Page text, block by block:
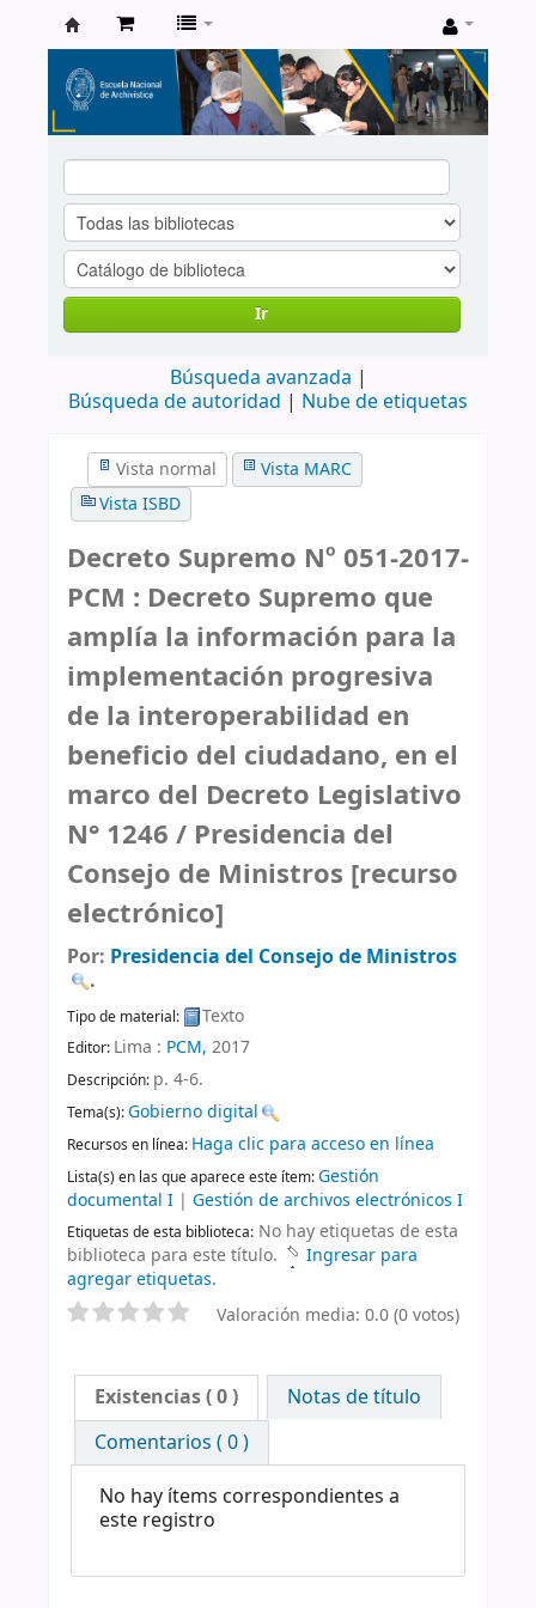
Catálogo
de
Biblioteca
ENA
Ir
Búsqueda avanzada
Búsqueda de autoridad
Nube de etiquetas
Vista normal
Vista MARC
Vista ISBD
Decreto Supremo Nº 051-2017-
PCM : Decreto Supremo que
amplía la información para la
implementación progresiva
de la interoperabilidad en
beneficio del ciudadano, en el
marco del Decreto Legislativo
N° 1246 / Presidencia del
Consejo de Ministros [recurso
electrónico]
Por: Presidencia del Consejo de Ministros
.
Tipo de material: Texto
Editor: Lima : PCM, 2017
Descripción: p. 4-6.
Tema(s):Gobierno digital
Recursos en línea: Haga clic para acceso en línea
Lista(s) en las que aparece este ítem:Gestión
documental I | Gestión de archivos electrónicos I
Etiquetas de esta biblioteca: No hay etiquetas de esta
biblioteca para este título.
Ingresar para
agregar etiquetas.
Valoración media: 0.0 (0 votos)
Existencias( 0 )
Notas de título
Comentarios ( 0 )
No hay ítems correspondientes a
este registro